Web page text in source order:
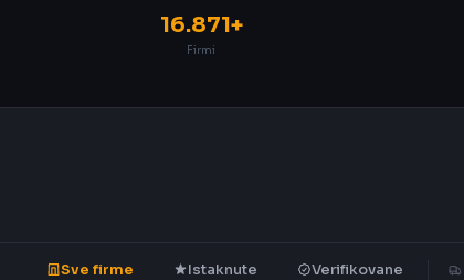
16.871+
Firmi
Sve firme Istaknute Verifikovane